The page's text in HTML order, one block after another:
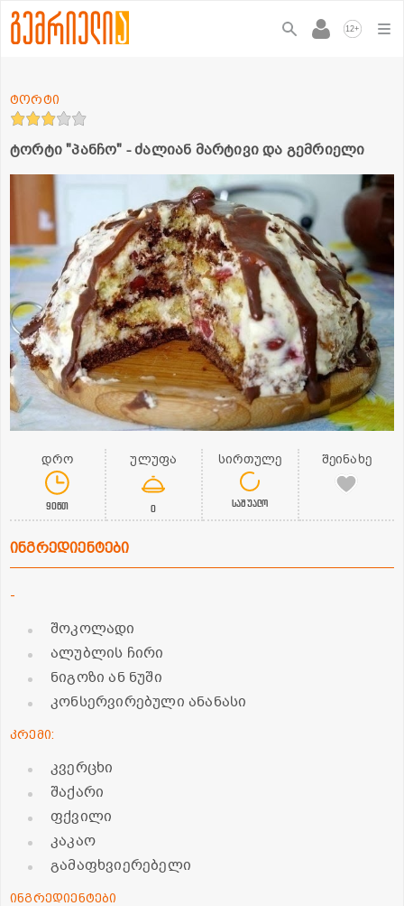
12+
ტორტი "პანჩო" - ძალიან მარტივი და გემრიელი
ტორტი
დრო
90წთ
ულუფა
0
სირთულე
საშუალო
შეინახე
ინგრედიენტები
-
შოკოლადი
ალუბლის ჩირი
ნიგოზი ან ნუში
კონსერვირებული ანანასი
კრემი:
კვერცხი
შაქარი
ფქვილი
კაკაო
გამაფხვიერებელი
ინგრედიენტები